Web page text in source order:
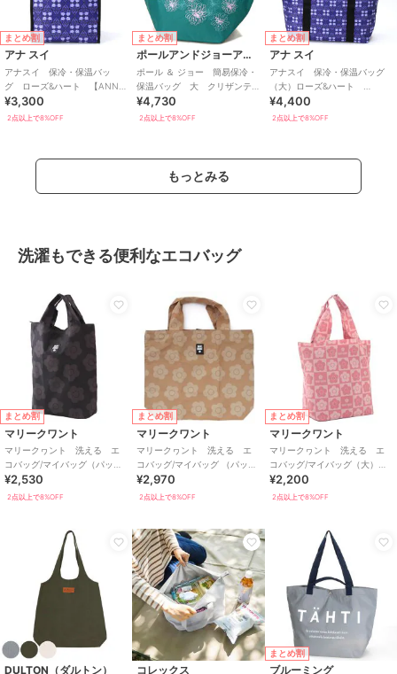
まとめ割
アナ スイ
アナスイ 保冷・保温バッ
グ ローズ&ハート 【ANNA
SUI】
¥3,300
2点以上で8%OFF
まとめ割
ポールアンドジョーアクセソワ
ポール ＆ ジョー 簡易保冷・
保温バッグ 大 クリザンテ
ーム 【PAUL&JOE】
¥4,730
2点以上で8%OFF
まとめ割
アナ スイ
アナスイ 保冷・保温バッグ
（大）ローズ&ハート
【ANNA SUI】
¥4,400
2点以上で8%OFF
もっとみる
洗濯もできる便利なエコバッグ
まとめ割
マリークワント
マリークヮント 洗える エ
コバッグ/マイバッグ（パッケ
ージ入り）縦長 【MARY
QUANT】
¥2,530
2点以上で8%OFF
まとめ割
マリークワント
マリークヮント 洗える エ
コバッグ/マイバッグ （パッケ
ージ入り） 【MARY
QUANT】
¥2,970
2点以上で8%OFF
まとめ割
マリークワント
マリークヮント 洗える エ
コバッグ/マイバッグ（大）
【MARY QUANT】
¥2,200
2点以上で8%OFF
DULTON（ダルトン） コレックス
まとめ割
ブルーミング